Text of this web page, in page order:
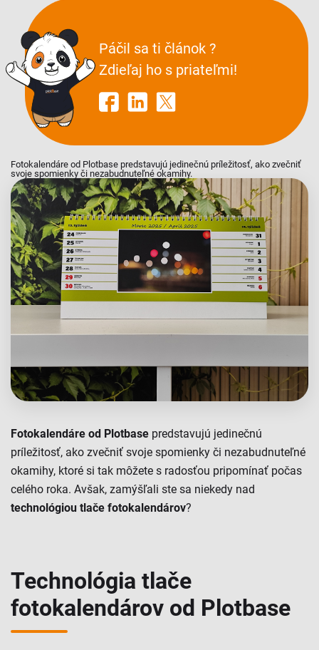
Páčil sa ti článok ?
Zdieľaj ho s priateľmi!
Fotokalendáre od Plotbase predstavujú jedinečnú príležitosť, ako zvečniť
svoje spomienky či nezabudnuteľné okamihy.
Fotokalendáre od Plotbase predstavujú jedinečnú
príležitosť, ako zvečniť svoje spomienky či nezabudnuteľné
okamihy, ktoré si tak môžete s radosťou pripomínať počas
celého roka. Avšak, zamýšľali ste sa niekedy nad
technológiou tlače fotokalendárov?
Technológia tlače
fotokalendárov od Plotbase